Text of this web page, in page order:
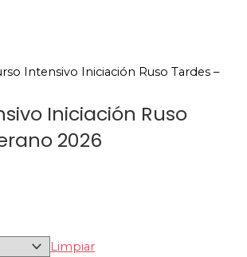
Intensivo Iniciación Ruso Tardes –
Iniciación Ruso
2026
Limpiar